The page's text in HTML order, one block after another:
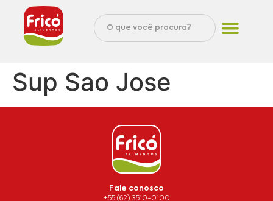
Sup Sao Jose
Fale conosco
+55 (62) 3510-0100